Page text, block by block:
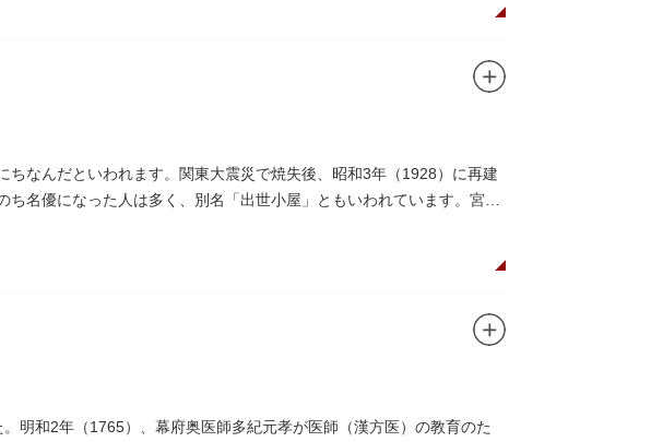
なんだといわれます。関東大震災で焼失後、昭和3年（1928）に再建
名優になった人は多く、別名「出世小屋」ともいわれています。宮戸
明和2年（1765）、幕府奥医師多紀元孝が医師（漢方医）の教育のた